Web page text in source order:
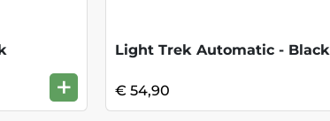
+
Light Trek Automatic - Black
€ 54,90